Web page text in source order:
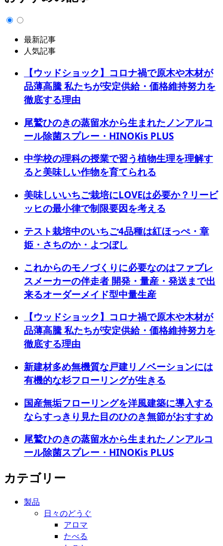
最新記事
人気記事
【ウッドショック】コロナ禍で原木や木材が
品薄高騰 私たちが安定供給・価格維持努力を
徹底する理由
尾鷲ひのきの蒸留水から生まれたノンアルコ
ール除菌スプレー・HINOKis PLUS
中学校の理科の授業で習う植物生理を理解す
ると美味しい作物を育てられる
美味しいいちご栽培にLOVEは必要か？リービ
ッヒの最小律で制限要因を考える
テスト栽培中のいちご4品種は紅ほっぺ・章
姫・さちのか・よつぼし
これからのモノづくりに必要なのはファブレ
スメーカーの伴走者 開発・量産・発送まで出
来るオーダーメイド型中量生産
【ウッドショック】コロナ禍で原木や木材が
品薄高騰 私たちが安定供給・価格維持努力を
徹底する理由
新建材多め無機質な戸建リノベーションには
有機的な杉フローリングが生きる
国産無垢フローリングを洋風建築に導入する
ならすっきり見た目のひのき無節がおすすめ
尾鷲ひのきの蒸留水から生まれたノンアルコ
ール除菌スプレー・HINOKis PLUS
カテゴリー
製品
日々のどうぐ
アロマ
たべる